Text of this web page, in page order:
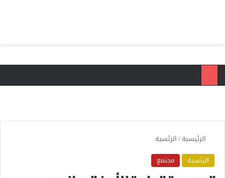
الرئيسية/الرئسية
الرئسية
مجتمع